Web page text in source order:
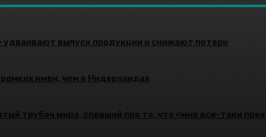
выпуск продукции и снижают потери
имен, чем в Нидерландах
трубач мира, спевший про то, что «мир все-таки